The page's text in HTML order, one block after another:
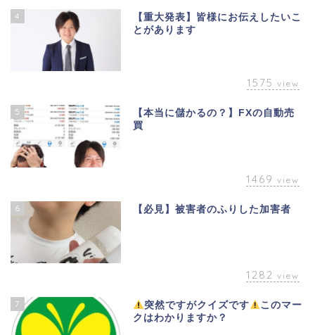
4
【重大発表】皆様にお伝えしたいこ
とがあります
1575 view
5
【本当に儲かるの？】FXの自動売
買
1469 view
6 【必見】被害者のふりした加害者
1282 view
7 突然ですがクイズです
このマー
クはわかりますか？